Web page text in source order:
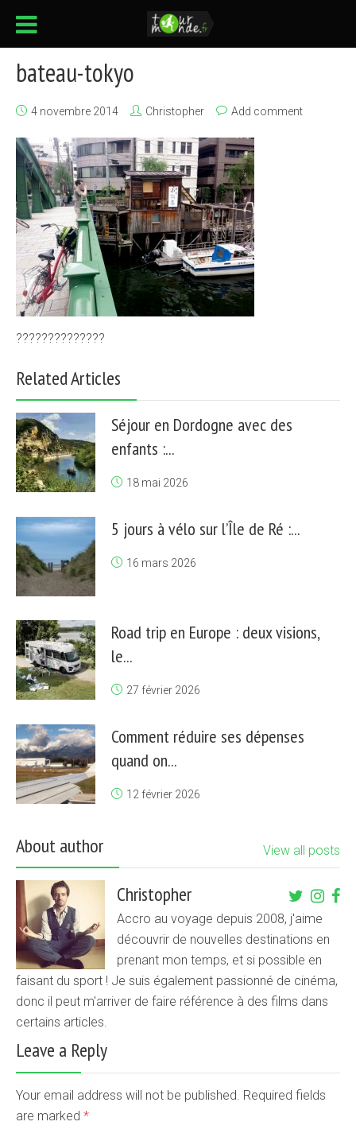
bateau-tokyo
4 novembre 2014 Christopher Add comment
??????????????
Related Articles
Séjour en Dordogne avec des
enfants :...
18 mai 2026
5 jours à vélo sur l’Île de Ré :...
16 mars 2026
Road trip en Europe : deux visions,
le...
27 février 2026
Comment réduire ses dépenses
quand on...
12 février 2026
About author View all posts
Christopher
Accro au voyage depuis 2008, j'aime
découvrir de nouvelles destinations en
prenant mon temps, et si possible en
faisant du sport ! Je suis également passionné de cinéma,
donc il peut m'arriver de faire référence à des films dans
certains articles.
Leave a Reply
Your email address will not be published. Required fields
are marked *